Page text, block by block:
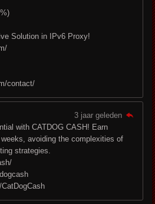
Solution in IPv6 Proxy!
contact/
3 jaar geleden
with CATDOG CASH! Earn
avoiding the complexities of
strategies.